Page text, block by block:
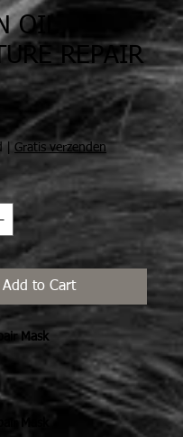
OIL
REPAIR
Gratis verzenden
Add to Cart
Mask
Mask